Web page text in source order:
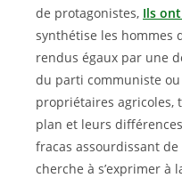
de protagonistes, Ils
synthétise les hommes
rendus égaux par une
du parti communiste
propriétaires agricoles,
plan et leurs
fracas assourdissant
cherche à s’exprimer à